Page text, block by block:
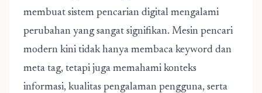
membuat sistem pencarian digital mengalami
perubahan yang sangat signifikan. Mesin pencari
modern kini tidak hanya membaca keyword dan
meta tag, tetapi juga memahami konteks
informasi, kualitas pengalaman pengguna, serta